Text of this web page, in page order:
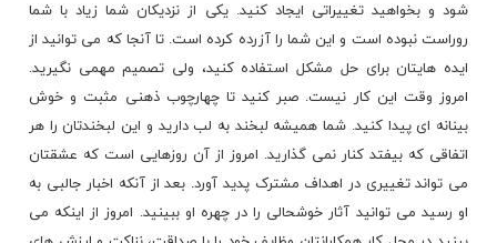
شود و بخواهید تغییراتی ایجاد کنید. یکی از نزدیکان شما زیاد با شما
روراست نبوده است و این شما را آزرده کرده است. تا آنجا که می توانید از
ایده هایتان برای حل مشکل استفاده کنید، ولی تصمیم مهمی نگیرید.
امروز وقت این کار نیست. صبر کنید تا چهارچوب ذهنی مثبت و خوش
بینانه ای پیدا کنید. شما همیشه لبخند به لب دارید و این لبخندتان را هر
اتفاقی که بیفتد کنار نمی گذارید. امروز از آن روزهایی است که عشقتان
می تواند تغییری در اهداف مشترک پدید آورد. بعد از آنکه اخبار جالبی به
او رسید می توانید آثار خوشحالی را در چهره او ببینید. امروز از اینکه می